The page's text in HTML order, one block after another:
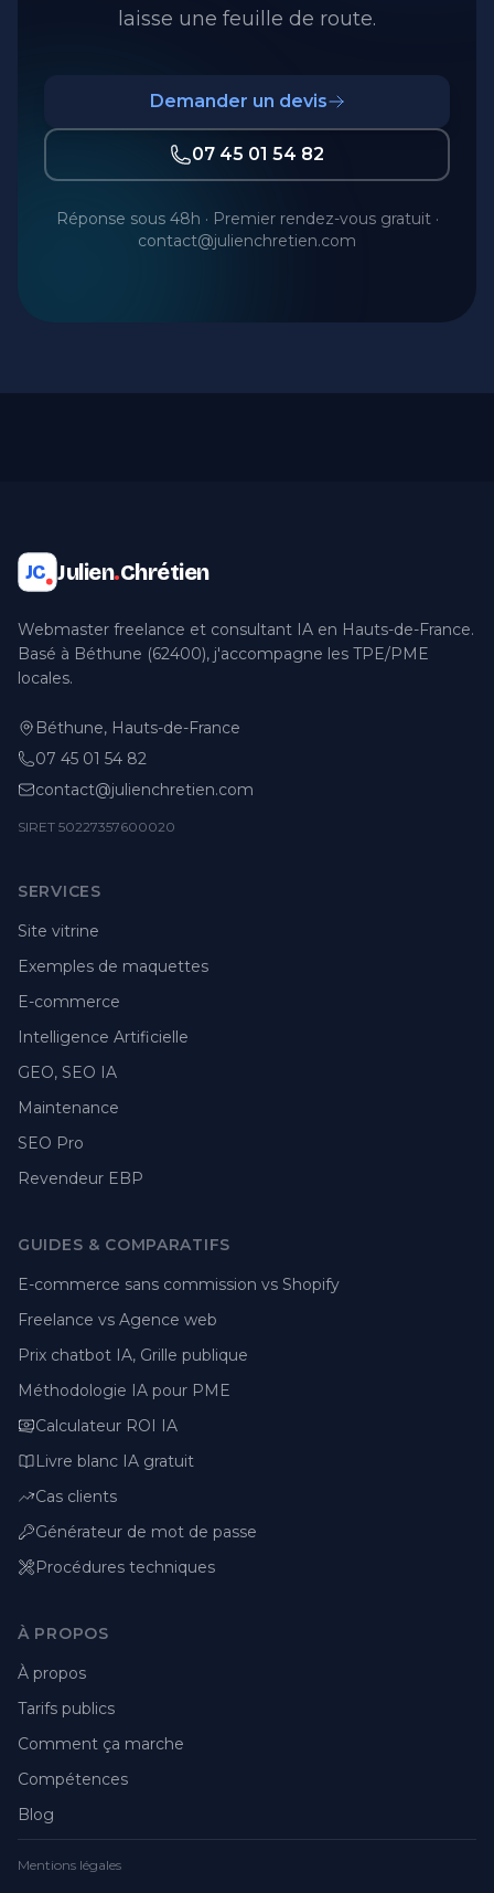
laisse une feuille de route.
Demander un devis
07 45 01 54 82
Réponse sous 48h · Premier rendez-vous gratuit ·
contact@julienchretien.com
JC Julien.Chrétien
Webmaster freelance et consultant IA en Hauts-de-France.
Basé à Béthune (62400), j'accompagne les TPE/PME
locales.
Béthune, Hauts-de-France
07 45 01 54 82
contact@julienchretien.com
SIRET 50227357600020
SERVICES
Site vitrine
Exemples de maquettes
E-commerce
Intelligence Artificielle
GEO, SEO IA
Maintenance
SEO Pro
Revendeur EBP
GUIDES & COMPARATIFS
E-commerce sans commission vs Shopify
Freelance vs Agence web
Prix chatbot IA, Grille publique
Méthodologie IA pour PME
Calculateur ROI IA
Livre blanc IA gratuit
Cas clients
Générateur de mot de passe
Procédures techniques
À PROPOS
À propos
Tarifs publics
Comment ça marche
Compétences
Blog
Mentions légales